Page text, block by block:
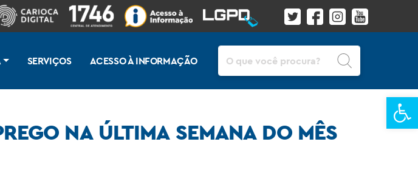
SERVIÇOS ACESSO À INFORMAÇÃO
NA ÚLTIMA SEMANA DO MÊS